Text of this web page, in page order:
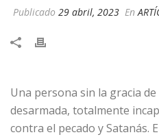
Publicado 29 abril, 2023 En
Una persona sin la gracia
desarmada, totalmente
contra el pecado y Satanás.